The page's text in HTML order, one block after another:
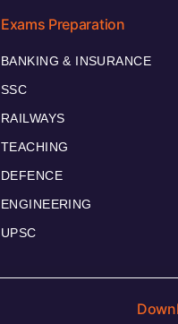
Exams Preparation
BANKING & INSURANCE
SSC
RAILWAYS
TEACHING
DEFENCE
ENGINEERING
UPSC